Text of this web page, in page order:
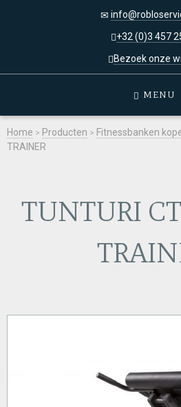
+32 (0)3 457
Bezoek onze
MENU
Home > Producten > Fitnessbanken
TRAINER
TUNTURI